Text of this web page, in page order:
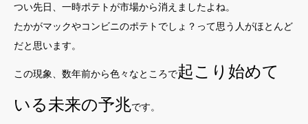
つい先日、一時ポテトが市場から消えましたよね。
たかがマックやコンビニのポテトでしょ？って思う人がほとんど
だと思います。
この現象、数年前から色々なところで起こり始めて
いる未来の予兆です。